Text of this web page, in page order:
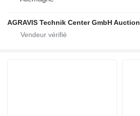
AGRAVIS Technik Center GmbH Auction